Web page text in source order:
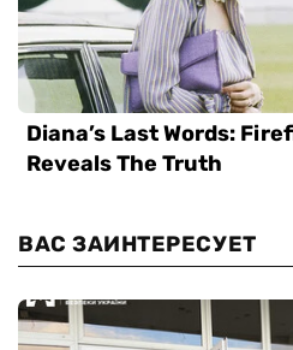
ВАС ЗАИНТЕРЕСУЕТ